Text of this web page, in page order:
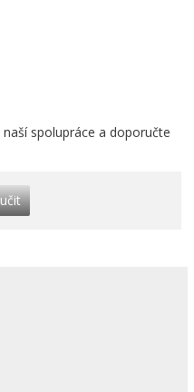
spolupráce a doporučte